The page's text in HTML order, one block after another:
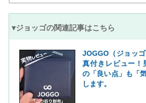
▾ジョッゴの関連記事はこちら
JOGGO（ジョッ
真付きレビュー！
の「良い点」も「
します。